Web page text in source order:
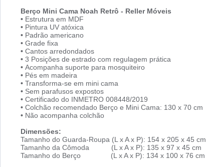
Berço Mini Cama Noah Retrô - Reller Móveis
• Estrutura em MDF
• Pintura UV atóxica
• Padrão americano
• Grade fixa
• Cantos arredondados
• 3 Posições de estrado com regulagem prática
• Acompanha suporte para mosquiteiro
• Pés em madeira
• Transforma-se em mini cama
• Sem parafusos expostos
• Certificado do INMETRO 008448/2019
• Colchão recomendado Berço e Mini Cama: 130 x 70 cm
• Não acompanha colchão
Dimensões:
Tamanho do Guarda-Roupa (L x A x P): 154 x 205 x 45 cm
Tamanho da Cômoda (L x A x P): 135 x 97 x 45 cm
Tamanho do Berço (L x A x P): 134 x 100 x 76 cm